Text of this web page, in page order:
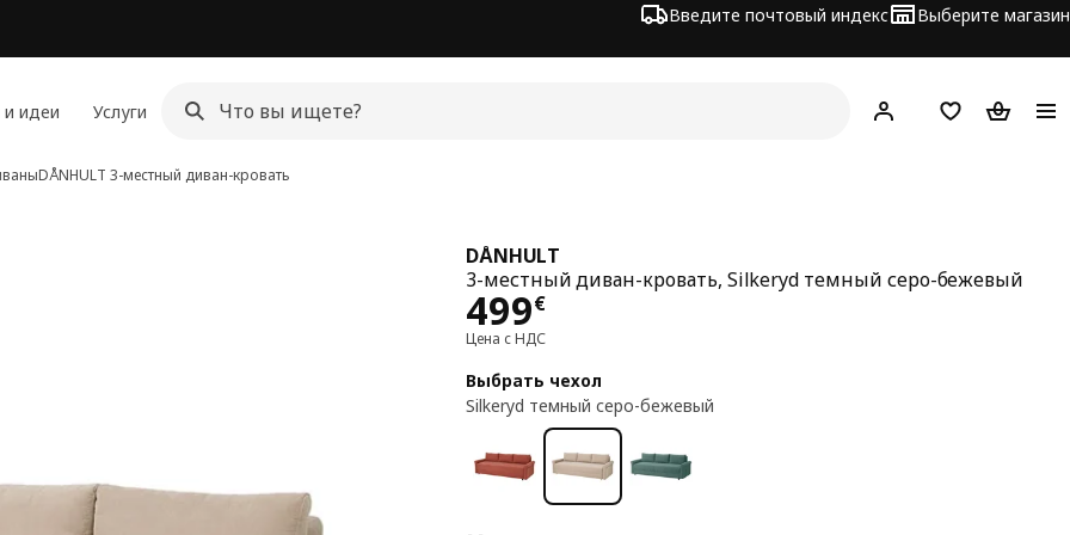
Введите почтовый индекс Выберите магазин
идеи Услуги Hej! ВойтиСписокКорзина
DÅNHULT 3-местный диван-кровать
DÅNHULT
3-местный диван-кровать, Silkeryd темный серо-бежевый
499€
Цена 499€
Цена с НДС
Выбрать чехол
Silkeryd темный серо-бежевый